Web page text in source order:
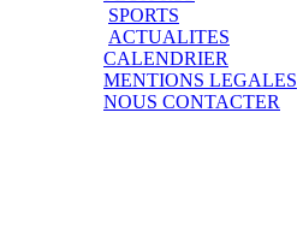
SPORTS
ACTUALITES
CALENDRIER
MENTIONS LEGALES
NOUS CONTACTER